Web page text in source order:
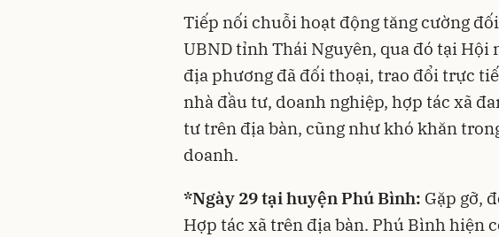
Tiếp nối chuỗi hoạt động tăng cường
UBND tỉnh Thái Nguyên, qua đó tại Hội
địa phương đã đối thoại, trao đổi trực
nhà đầu tư, doanh nghiệp, hợp tác xã
tư trên địa bàn, cũng như khó khăn
doanh.
*Ngày 29 tại huyện Phú Bình: Gặp gỡ,
Hợp tác xã trên địa bàn. Phú Bình hiện